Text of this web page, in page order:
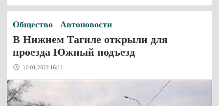
Общество Автоновости
В Нижнем Тагиле открыли для
проезда Южный подъезд
10.01.2023 16:11